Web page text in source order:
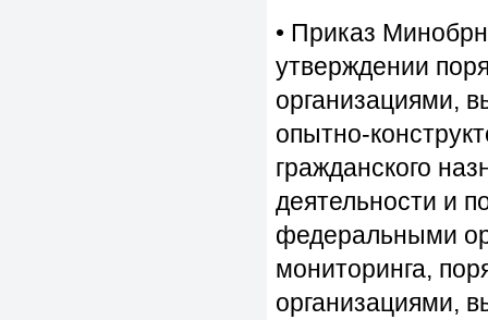
• Приказ
утверждении
организациями,
опытно-
гражданского
деятельности и
федеральными
мониторинга,
организациями,